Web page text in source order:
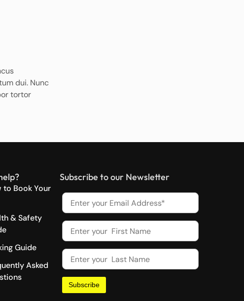
dui. Nunc
tortor
to Book Your
& Safety
Guide
Asked
Subscribe to our Newsletter